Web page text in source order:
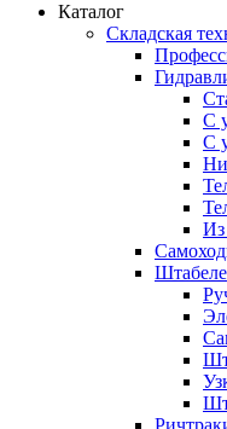
Каталог
Складская
С
С
Из